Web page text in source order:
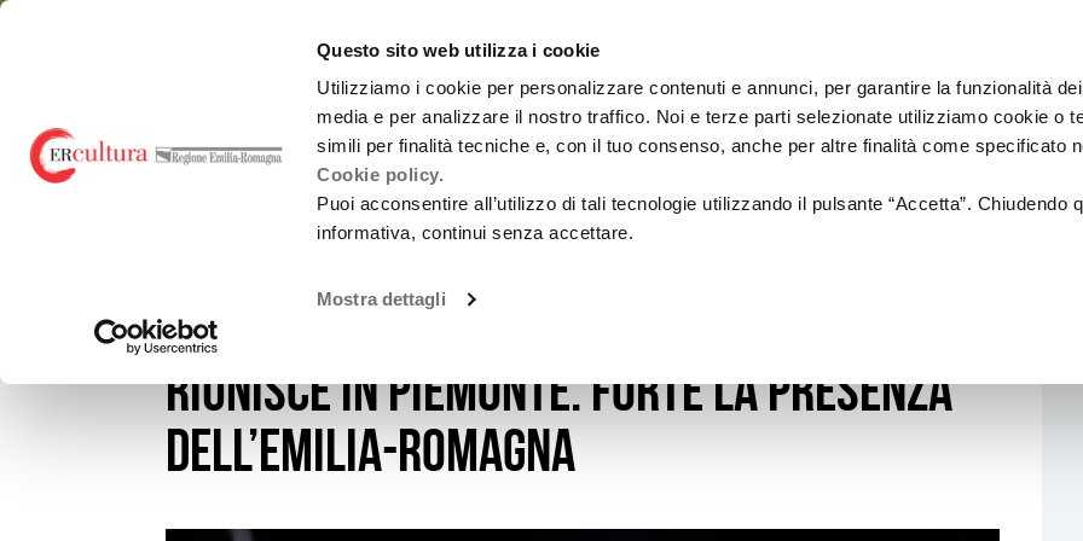
Questo sito web utilizza i cookie
Utilizziamo i cookie per personalizzare contenuti e annunci, per garantire la funzionalità
media e per analizzare il nostro traffico. Noi e terze parti selezionate utilizziamo cookie o
simili per finalità tecniche e, con il tuo consenso, anche per altre finalità come specificato
Cookie policy.
Puoi acconsentire all’utilizzo di tali tecnologie utilizzando il pulsante “Accetta”. Chiudendo
informativa, continui senza accettare.
Mostra dettagli
Torna
Cerca
Salta
Salta
emiliaromagnacultura/Spettacolo
Chi siamo
Promozione
attività Culturali e
Carnevali storici
Promozione
culturale
all’estero
Osservatorio
Monitoraggi periodici
Report annuali -
Archivio
OrangePapERs
Finanziamenti
L.R. 2/18
Sistema dello
Teatri di tradizione
Assessorato
Cultura
Paesaggio
NOTIZIE NID PLATFORM 2026, LA DANZA ITALIANA SI RIUNISCE IN PIEMONTE. FORTE LA PRESENZA
NID Platform 2026, la danza italiana si
riunisce in Piemonte. Forte la presenza
dell’Emilia-Romagna